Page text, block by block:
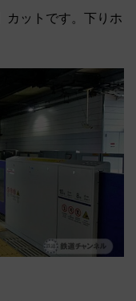
カットです。下りホ